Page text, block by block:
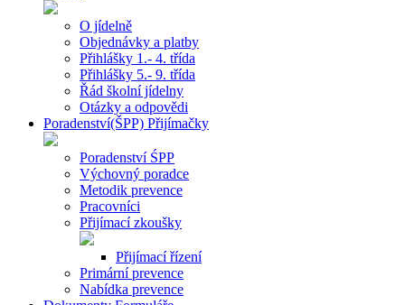
O jídelně
Objednávky a platby
Přihlášky 1.- 4. třída
Přihlášky 5.- 9. třída
Řád školní jídelny
Otázky a odpovědi
Poradenství(ŠPP) Přijímačky
Poradenství ŚPP
Výchovný poradce
Metodik prevence
Pracovníci
Přijímací zkoušky
Přijímací řízení
Primární prevence
Nabídka prevence